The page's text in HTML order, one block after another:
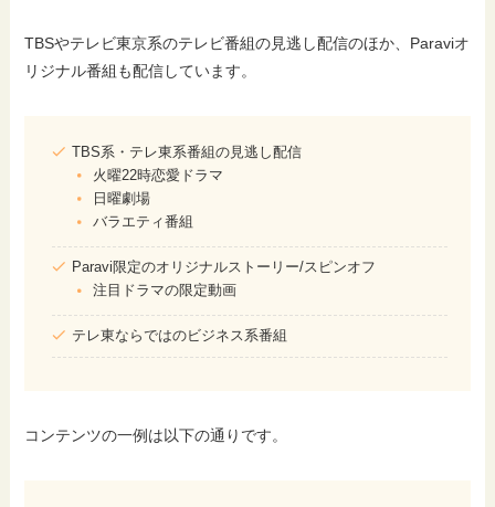
TBSやテレビ東京系のテレビ番組の見逃し配信のほか、Paraviオ
リジナル番組も配信しています。
TBS系・テレ東系番組の見逃し配信
火曜22時恋愛ドラマ
日曜劇場
バラエティ番組
Paravi限定のオリジナルストーリー/スピンオフ
注目ドラマの限定動画
テレ東ならではのビジネス系番組
コンテンツの一例は以下の通りです。